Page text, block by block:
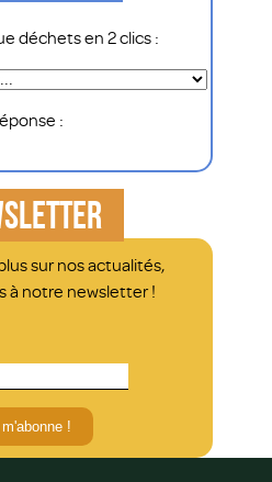
déchets en 2 clics :
:
sur nos actualités,
à notre newsletter !
!